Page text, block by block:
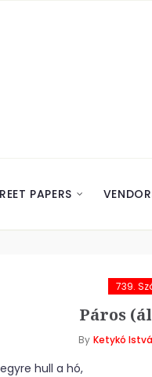
PAPERS
739.
Páros
By Ketykó
hull a hó,